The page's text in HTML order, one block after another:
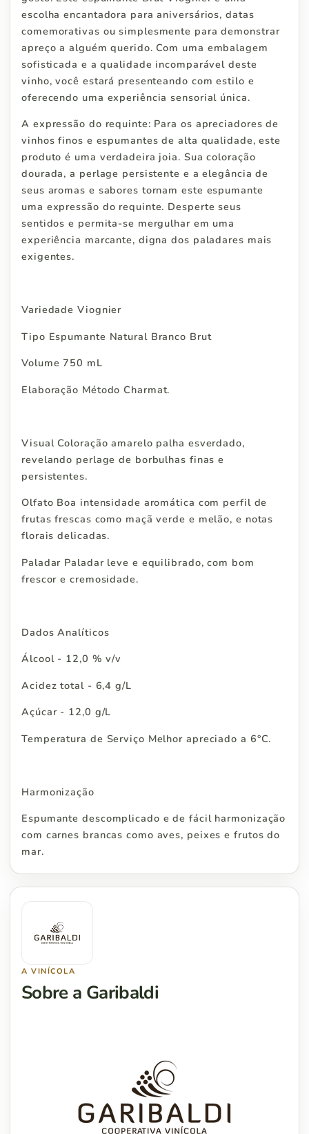
escolha encantadora para aniversários, datas
comemorativas ou simplesmente para demonstrar
apreço a alguém querido. Com uma embalagem
sofisticada e a qualidade incomparável deste
vinho, você estará presenteando com estilo e
oferecendo uma experiência sensorial única.
A expressão do requinte: Para os apreciadores de
vinhos finos e espumantes de alta qualidade, este
produto é uma verdadeira joia. Sua coloração
dourada, a perlage persistente e a elegância de
seus aromas e sabores tornam este espumante
uma expressão do requinte. Desperte seus
sentidos e permita-se mergulhar em uma
experiência marcante, digna dos paladares mais
exigentes.
Variedade Viognier
Tipo Espumante Natural Branco Brut
Volume 750 mL
Elaboração Método Charmat.
Visual Coloração amarelo palha esverdado,
revelando perlage de borbulhas finas e
persistentes.
Olfato Boa intensidade aromática com perfil de
frutas frescas como maçã verde e melão, e notas
florais delicadas.
Paladar Paladar leve e equilibrado, com bom
frescor e cremosidade.
Dados Analíticos
Álcool - 12,0 % v/v
Acidez total - 6,4 g/L
Açúcar - 12,0 g/L
Temperatura de Serviço Melhor apreciado a 6°C.
Harmonização
Espumante descomplicado e de fácil harmonização
com carnes brancas como aves, peixes e frutos do
mar.
A VINÍCOLA
Sobre a Garibaldi